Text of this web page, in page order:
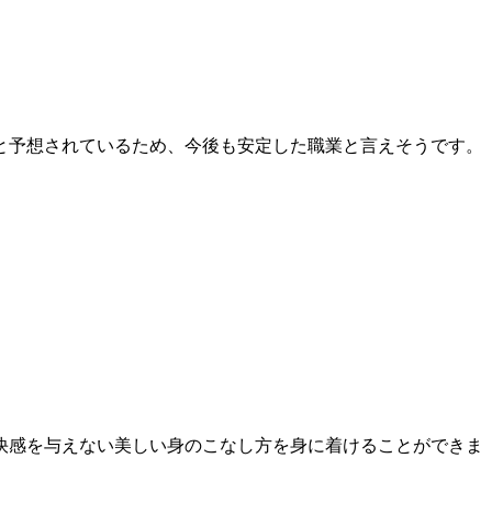
想されているため、今後も安定した職業と言えそうです。
を与えない美しい身のこなし方を身に着けることができま